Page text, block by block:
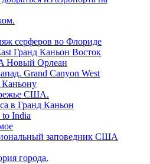
серферов во Флориде
Гранд Каньон Восток
Новый Орлеан
Grand Canyon West
Каньону
США.
в Гранд Каньон
India
заповедник США
города.